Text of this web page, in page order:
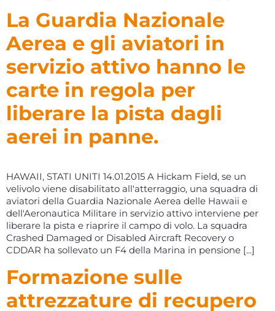
La Guardia Nazionale
Aerea e gli aviatori in
servizio attivo hanno le
carte in regola per
liberare la pista dagli
aerei in panne.
HAWAII, STATI UNITI 14.01.2015 A Hickam Field, se un
velivolo viene disabilitato all'atterraggio, una squadra di
aviatori della Guardia Nazionale Aerea delle Hawaii e
dell'Aeronautica Militare in servizio attivo interviene per
liberare la pista e riaprire il campo di volo. La squadra
Crashed Damaged or Disabled Aircraft Recovery o
CDDAR ha sollevato un F4 della Marina in pensione [...]
Formazione sulle
attrezzature di recupero